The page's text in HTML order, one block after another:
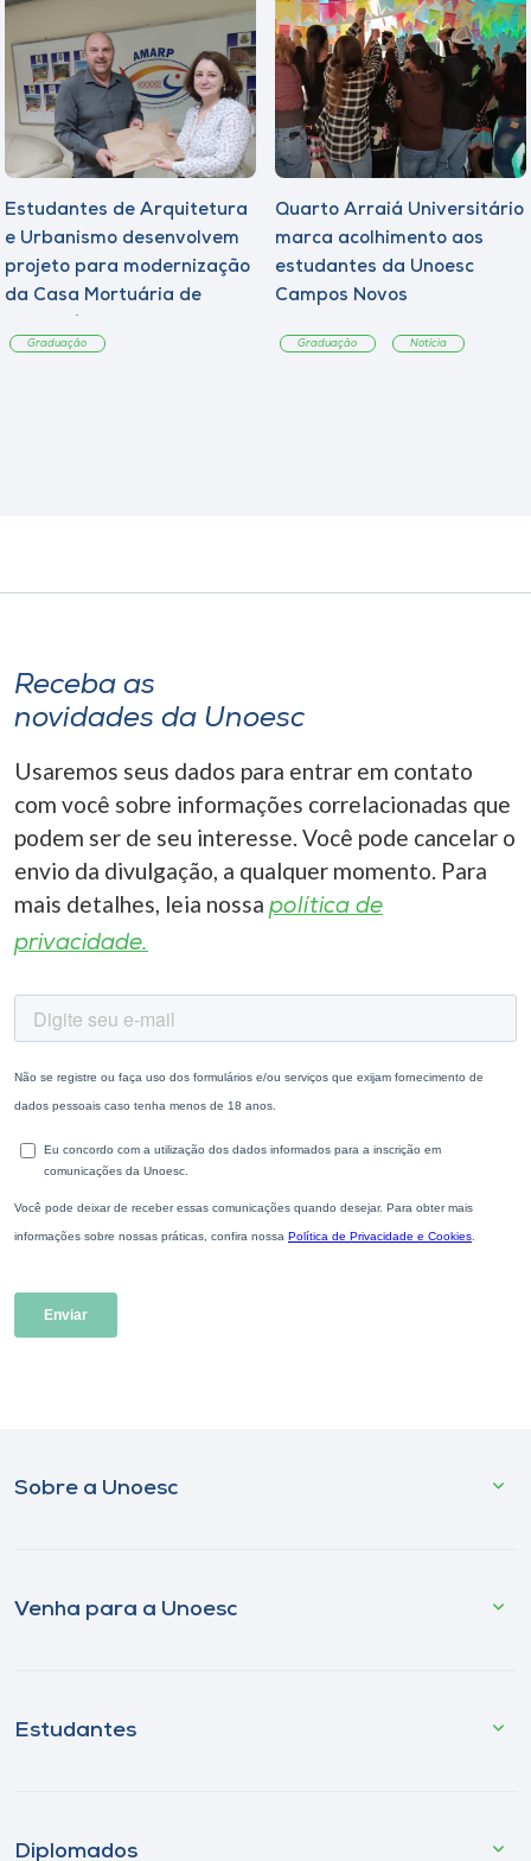
Estudantes de Arquitetura
e Urbanismo desenvolvem
projeto para modernização
da Casa Mortuária de
Graduação
Quarto Arraiá Universitário
marca acolhimento aos
estudantes da Unoesc
Campos Novos
Graduação Notícia
Receba as
novidades da Unoesc
Usaremos seus dados para entrar em contato
com você sobre informações correlacionadas que
podem ser de seu interesse. Você pode cancelar o
envio da divulgação, a qualquer momento. Para
mais detalhes, leia nossa política de
privacidade.
Sobre a Unoesc
Venha para a Unoesc
Estudantes
Diplomados